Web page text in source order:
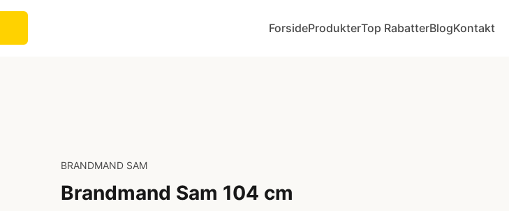
ForsideProdukterTop RabatterBlogKontakt
BRANDMAND SAM
Brandmand Sam 104 cm